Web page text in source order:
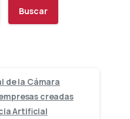
Buscar
de la Cámara
creadas
Artificial